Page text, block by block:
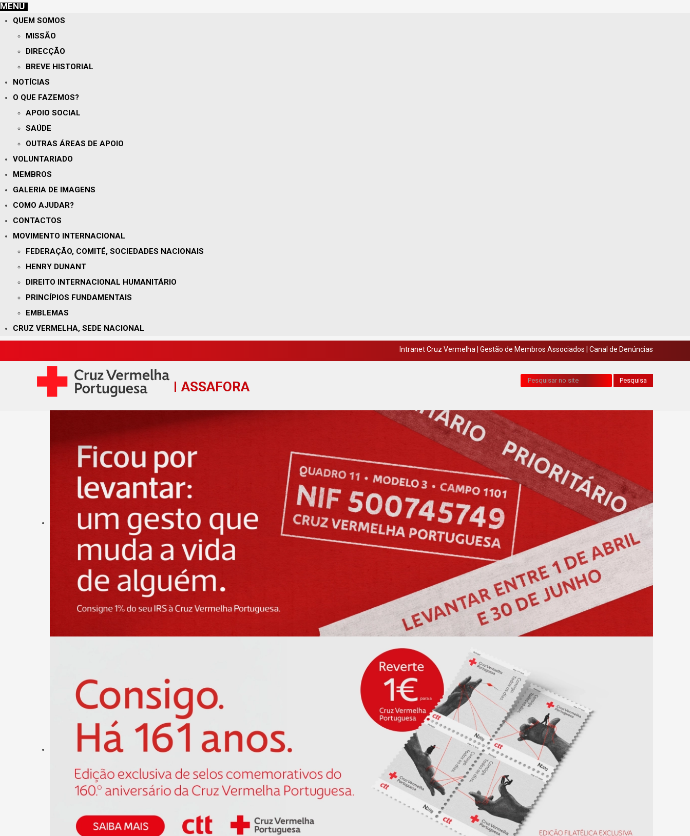
MENU
QUEM SOMOS
MISSÃO
DIRECÇÃO
BREVE HISTORIAL
NOTÍCIAS
O QUE FAZEMOS?
APOIO SOCIAL
SAÚDE
OUTRAS ÁREAS DE APOIO
VOLUNTARIADO
MEMBROS
GALERIA DE IMAGENS
COMO AJUDAR?
CONTACTOS
MOVIMENTO INTERNACIONAL
FEDERAÇÃO, COMITÉ, SOCIEDADES NACIONAIS
HENRY DUNANT
DIREITO INTERNACIONAL HUMANITÁRIO
PRINCÍPIOS FUNDAMENTAIS
EMBLEMAS
CRUZ VERMELHA, SEDE NACIONAL
Intranet Cruz Vermelha Gestão de Membros Associados Canal de Denúncias
ASSAFORA
Pesquisa... Pesquisa